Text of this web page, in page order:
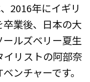
2016年にイギリ
業後、日本の大
ルズベリー夏生
イリストの阿部奈
ンチャーです。